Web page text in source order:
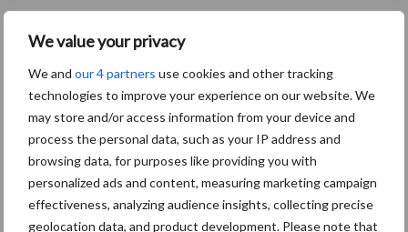
We value your privacy
We and our 4 partners use cookies and other tracking
technologies to improve your experience on our website. We
may store and/or access information from your device and
process the personal data, such as your IP address and
browsing data, for purposes like providing you with
personalized ads and content, measuring marketing campaign
effectiveness, analyzing audience insights, collecting precise
geolocation data, and product development. Please note that
Primaire
Recent nieuws Partner nieuws
Tien praktische tips voor
een langere levensduur